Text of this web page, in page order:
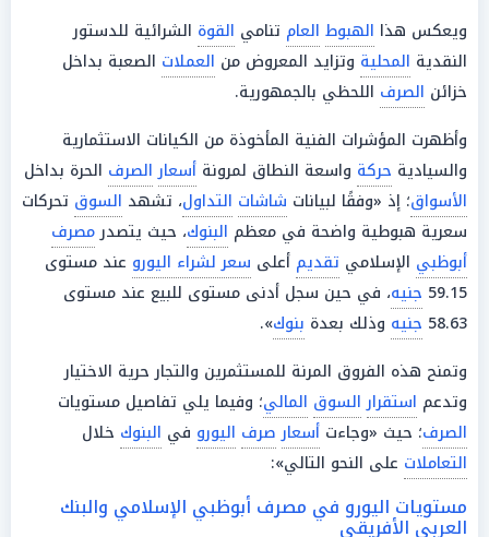
ويعكس هذا الهبوط العام تنامي القوة الشرائية للدستور
النقدية المحلية وتزايد المعروض من العملات الصعبة بداخل
خزائن الصرف اللحظي بالجمهورية.
وأظهرت المؤشرات الفنية المأخوذة من الكيانات الاستثمارية
والسيادية حركة واسعة النطاق لمرونة أسعار الصرف الحرة بداخل
الأسواق؛ إذ «وفقًا لبيانات شاشات التداول، تشهد السوق تحركات
سعرية هبوطية واضحة في معظم البنوك، حيث يتصدرمصرف
أبوظبي الإسلامي تقديم أعلى سعر لشراء اليورو عند مستوى
59.15 جنيه، في حين سجل أدنى مستوى للبيع عند مستوى
58.63 جنيه وذلك بعدة بنوك».
وتمنح هذه الفروق المرنة للمستثمرين والتجار حرية الاختيار
وتدعم استقرار السوق المالي؛ وفيما يلي تفاصيل مستويات
الصرف؛ حيث «وجاءت أسعار صرف اليورو في البنوك خلال
التعاملات على النحو التالي»:
مستويات اليورو في مصرف أبوظبي الإسلامي والبنك
العربي الأفريقي